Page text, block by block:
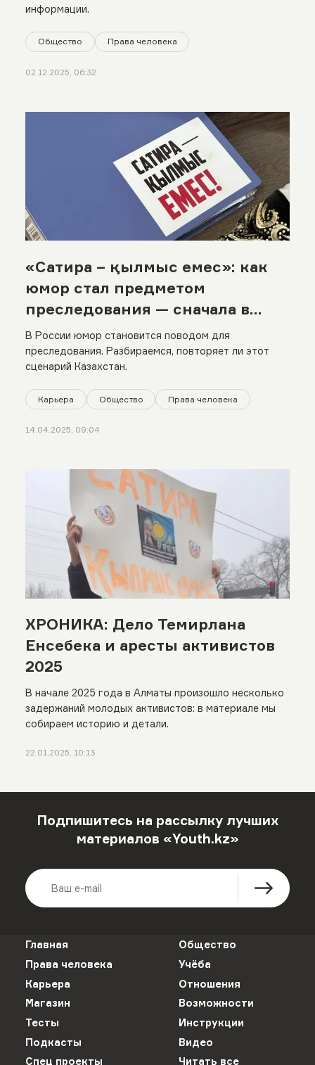
информации.
Общество Права человека
02.12.2025, 06:32
«Cатира – қылмыс емес»: как
юмор стал предметом
преследования — сначала в
России, а затем и в Казахстане
В России юмор становится поводом для
преследования. Разбираемся, повторяет ли этот
сценарий Казахстан.
Карьера Общество Права человека
14.04.2025, 09:04
ХРОНИКА: Дело Темирлана
Енсебека и аресты активистов
2025
В начале 2025 года в Алматы произошло несколько
задержаний молодых активистов: в материале мы
собираем историю и детали.
22.01.2025, 10:13
Подпишитесь на рассылку лучших
материалов «Youth.kz»
Главная
Общество
Права человека
Учёба
Карьера
Отношения
Магазин
Возможности
Тесты
Инструкции
Подкасты
Видео
Спец проекты
Читать все